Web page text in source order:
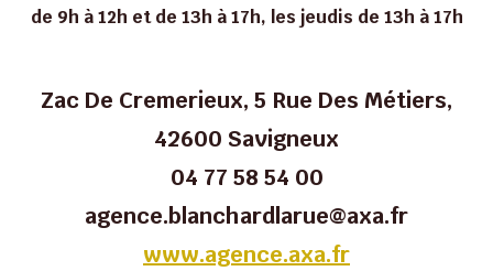
de 9h à 12h et de 13h à 17h, les jeudis de 13h à 17h
Zac De Cremerieux, 5 Rue Des Métiers,
42600 Savigneux
04 77 58 54 00
agence.blanchardlarue@axa.fr
www.agence.axa.fr